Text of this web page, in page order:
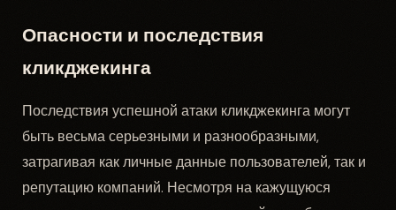
Опасности и последствия
кликджекинга
Последствия успешной атаки кликджекинга могут
быть весьма серьезными и разнообразными,
затрагивая как личные данные пользователей, так и
репутацию компаний. Несмотря на кажущуюся